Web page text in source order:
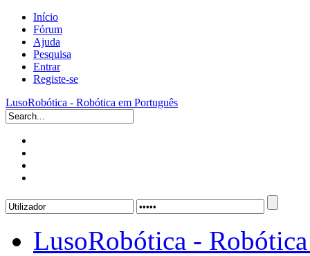
Início
Fórum
Ajuda
Pesquisa
Entrar
Registe-se
LusoRobótica - Robótica em Português
LusoRobótica -